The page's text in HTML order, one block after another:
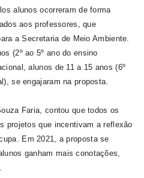
alunos ocorreram de forma
aos professores, que
a Secretaria de Meio Ambiente.
(2º ao 5º ano do ensino
alunos de 11 a 15 anos (6º
se engajaram na proposta.
Faria, contou que todos os
projetos que incentivam a reflexão
Em 2021, a proposta se
ganham mais conotações,